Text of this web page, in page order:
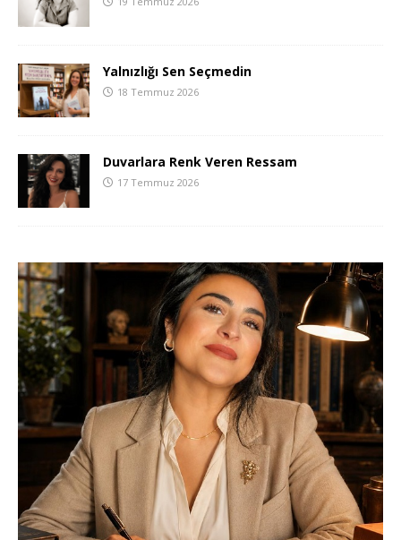
Yalnızlığı Sen Seçmedin
18 Temmuz 2026
Duvarlara Renk Veren Ressam
17 Temmuz 2026